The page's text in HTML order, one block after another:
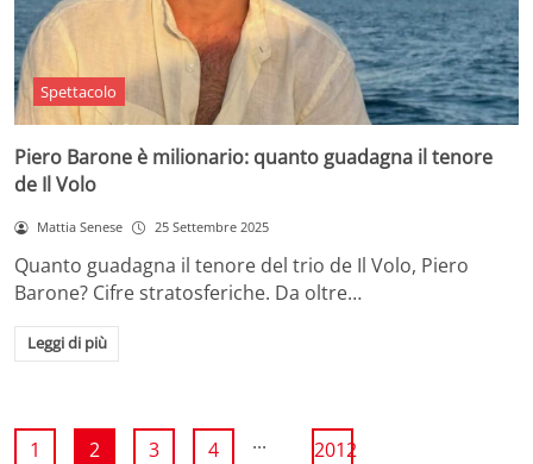
Spettacolo
Piero Barone è milionario: quanto guadagna il tenore
de Il Volo
Mattia Senese 25 Settembre 2025
Quanto guadagna il tenore del trio de Il Volo, Piero
Barone? Cifre stratosferiche. Da oltre…
Leggi di più
1 2 3 4 ... 2012